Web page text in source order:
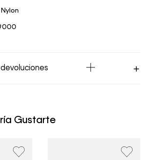
Nylon
a provincia. Envíos gratis en Lima
el día hábil siguiente. Por higiene y
Gustarte